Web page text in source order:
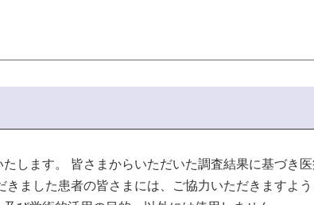
します。
皆さまからいただいた調査結果に基づき
きました患者の皆さまには、ご協力いただきますよ